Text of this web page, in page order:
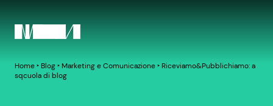
Home‣ Blog‣ Marketing e Comunicazione‣ Riceviamo&Pubblichiamo: a
sqcuola di blog